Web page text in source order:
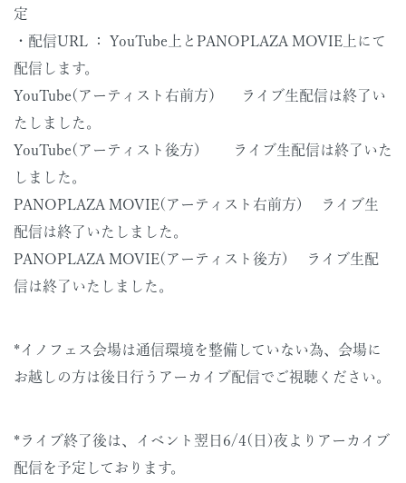
定
・配信URL ： YouTube上とPANOPLAZA MOVIE上にて
配信します。
YouTube(アーティスト右前方） ライブ生配信は終了い
たしました。
YouTube(アーティスト後方) ライブ生配信は終了いた
しました。
PANOPLAZA MOVIE(アーティスト右前方) ライブ生
配信は終了いたしました。
PANOPLAZA MOVIE(アーティスト後方) ライブ生配
信は終了いたしました。
*イノフェス会場は通信環境を整備していない為、会場に
お越しの方は後日行うアーカイブ配信でご視聴ください。
*ライブ終了後は、イベント翌日6/4(日)夜よりアーカイブ
配信を予定しております。